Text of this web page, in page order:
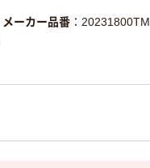
メーカー品番 20231800TM